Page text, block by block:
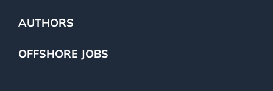
AUTHORS
OFFSHORE JOBS